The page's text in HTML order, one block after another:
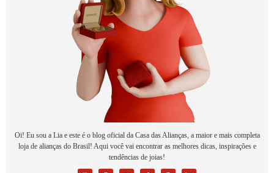
Oi! Eu sou a Lia e este é o blog oficial da Casa das Alianças, a maior e mais completa
loja de alianças do Brasil! Aqui você vai encontrar as melhores dicas, inspirações e
tendências de joias!